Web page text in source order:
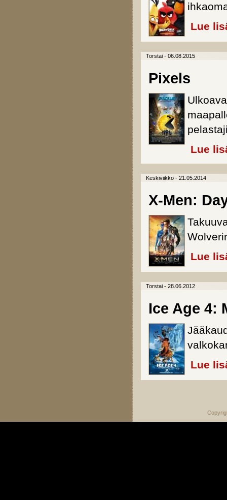
Lue
Torstai - 06.08.2015
Pixels
Lue
Keskiviikko - 21.05.2014
X-Men:
Lue
Torstai - 28.06.2012
Ice Age 4:
Lue